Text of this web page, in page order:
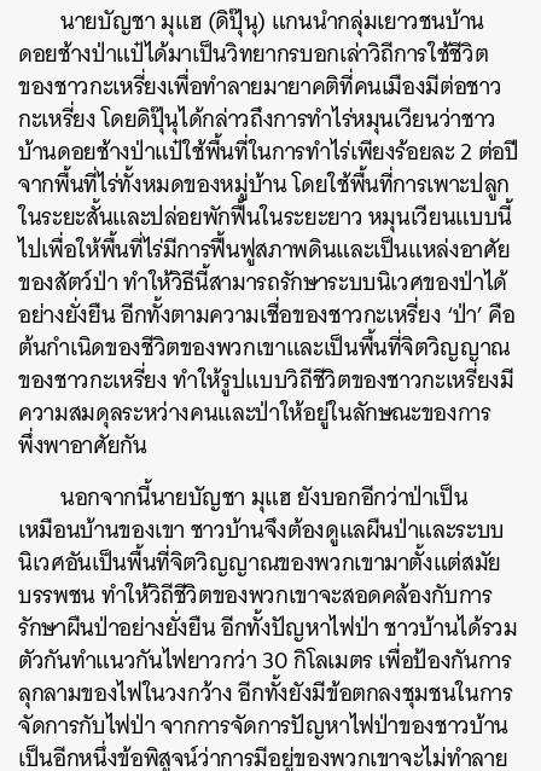
นายบัญชา มุแฮ (ดิปุ๊นุ) แกนนำกลุ่มเยาวชนบ้าน
ดอยช้างป่าแป๋ได้มาเป็นวิทยากรบอกเล่าวิถีการใช้ชีวิต
ของชาวกะเหรี่ยงเพื่อทำลายมายาคติที่คนเมืองมีต่อชาว
กะเหรี่ยง โดยดิปุ๊นุได้กล่าวถึงการทำไร่หมุนเวียนว่าชาว
บ้านดอยช้างป่าแป๋ใช้พื้นที่ในการทำไร่เพียงร้อยละ 2 ต่อปี
จากพื้นที่ไร่ทั้งหมดของหมู่บ้าน โดยใช้พื้นที่การเพาะปลูก
ในระยะสั้นและปล่อยพักฟื้นในระยะยาว หมุนเวียนแบบนี้
ไปเพื่อให้พื้นที่ไร่มีการฟื้นฟูสภาพดินและเป็นแหล่งอาศัย
ของสัตว์ป่า ทำให้วิธีนี้สามารถรักษาระบบนิเวศของป่าได้
อย่างยั่งยืน อีกทั้งตามความเชื่อของชาวกะเหรี่ยง ‘ป่า’ คือ
ต้นกำเนิดของชีวิตของพวกเขาและเป็นพื้นที่จิตวิญญาณ
ของชาวกะเหรี่ยง ทำให้รูปแบบวิถีชีวิตของชาวกะเหรี่ยงมี
ความสมดุลระหว่างคนและป่าให้อยู่ในลักษณะของการ
พึ่งพาอาศัยกัน
นอกจากนี้นายบัญชา มุแฮ ยังบอกอีกว่าป่าเป็น
เหมือนบ้านของเขา ชาวบ้านจึงต้องดูแลผืนป่าและระบบ
นิเวศอันเป็นพื้นที่จิตวิญญาณของพวกเขามาตั้งแต่สมัย
บรรพชน ทำให้วิถีชีวิตของพวกเขาจะสอดคล้องกับการ
รักษาผืนป่าอย่างยั่งยืน อีกทั้งปัญหาไฟป่า ชาวบ้านได้รวม
ตัวกันทำแนวกันไฟยาวกว่า 30 กิโลเมตร เพื่อป้องกันการ
ลุกลามของไฟในวงกว้าง อีกทั้งยังมีข้อตกลงชุมชนในการ
จัดการกับไฟป่า จากการจัดการปัญหาไฟป่าของชาวบ้าน
เป็นอีกหนึ่งข้อพิสูจน์ว่าการมีอยู่ของพวกเขาจะไม่ทำลาย